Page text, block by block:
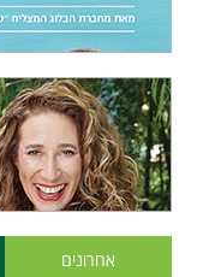
אחרונים